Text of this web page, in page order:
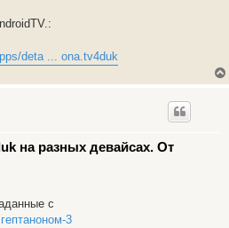
deta ... ona.tv4duk
на разных девайсах. От
с
3